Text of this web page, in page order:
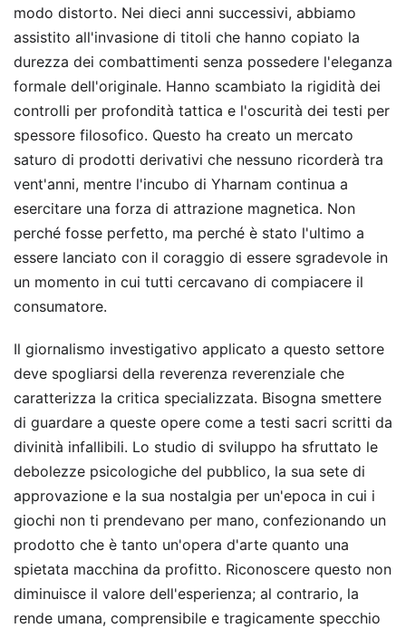
modo distorto. Nei dieci anni successivi, abbiamo
assistito all'invasione di titoli che hanno copiato la
durezza dei combattimenti senza possedere l'eleganza
formale dell'originale. Hanno scambiato la rigidità dei
controlli per profondità tattica e l'oscurità dei testi per
spessore filosofico. Questo ha creato un mercato
saturo di prodotti derivativi che nessuno ricorderà tra
vent'anni, mentre l'incubo di Yharnam continua a
esercitare una forza di attrazione magnetica. Non
perché fosse perfetto, ma perché è stato l'ultimo a
essere lanciato con il coraggio di essere sgradevole in
un momento in cui tutti cercavano di compiacere il
consumatore.
Il giornalismo investigativo applicato a questo settore
deve spogliarsi della reverenza reverenziale che
caratterizza la critica specializzata. Bisogna smettere
di guardare a queste opere come a testi sacri scritti da
divinità infallibili. Lo studio di sviluppo ha sfruttato le
debolezze psicologiche del pubblico, la sua sete di
approvazione e la sua nostalgia per un'epoca in cui i
giochi non ti prendevano per mano, confezionando un
prodotto che è tanto un'opera d'arte quanto una
spietata macchina da profitto. Riconoscere questo non
diminuisce il valore dell'esperienza; al contrario, la
rende umana, comprensibile e tragicamente specchio